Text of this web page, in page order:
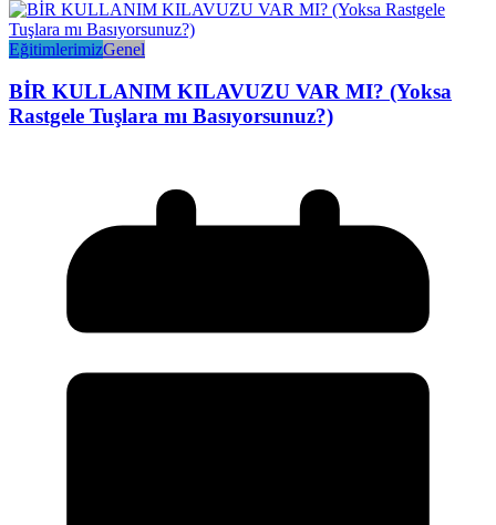
EğitimlerimizGenel
BİR KULLANIM KILAVUZU VAR MI? (Yoksa
Rastgele Tuşlara mı Basıyorsunuz?)